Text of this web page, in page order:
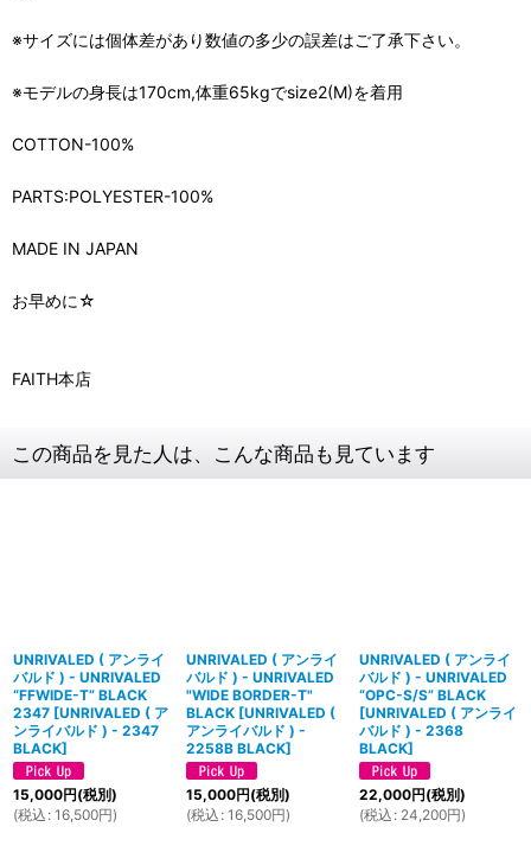
※サイズには個体差があり数値の多少の誤差はご了承下さい。
※モデルの身長は170cm,体重65kgでsize2(M)を着用
COTTON-100%
PARTS:POLYESTER-100%
MADE IN JAPAN
お早めに☆
FAITH本店
この商品を見た人は、こんな商品も見ています
UNRIVALED ( アンライ
バルド ) - UNRIVALED
“FFWIDE-T” BLACK
2347 [UNRIVALED ( ア
ンライバルド ) - 2347
BLACK]
15,000円(税別)
(税込 : 16,500円)
UNRIVALED ( アンライ
バルド ) - UNRIVALED
"WIDE BORDER-T"
BLACK [UNRIVALED (
アンライバルド ) -
2258B BLACK]
15,000円(税別)
(税込 : 16,500円)
UNRIVALED ( アンライ
バルド ) - UNRIVALED
“OPC-S/S” BLACK
[UNRIVALED ( アンライ
バルド ) - 2368
BLACK]
22,000円(税別)
(税込 : 24,200円)